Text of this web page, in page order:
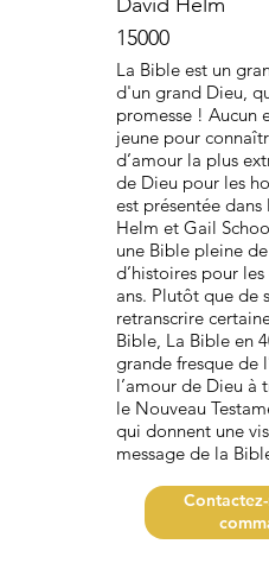
15000
La Bible est un
d'un grand Dieu,
promesse ! Aucun
jeune pour
d’amour la plus
de Dieu pour les
est présentée
Helm et Gail
une Bible pleine
d’histoires pour
ans. Plutôt que de
retranscrire
Bible, La Bible en
grande fresque de
l’amour de Dieu à
le Nouveau
qui donnent une
message de la